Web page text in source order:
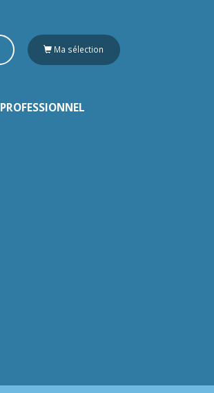
Ma sélection
PROFESSIONNEL